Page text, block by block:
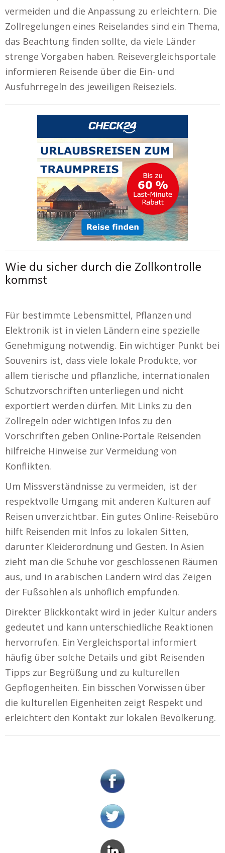
vermeiden und die Anpassung zu erleichtern. Die
Zollregelungen eines Reiselandes sind ein Thema,
das Beachtung finden sollte, da viele Länder
strenge Vorgaben haben. Reisevergleichsportale
informieren Reisende über die Ein- und
Ausfuhrregeln des jeweiligen Reiseziels.
Wie du sicher durch die Zollkontrolle
kommst
Für bestimmte Lebensmittel, Pflanzen und
Elektronik ist in vielen Ländern eine spezielle
Genehmigung notwendig. Ein wichtiger Punkt bei
Souvenirs ist, dass viele lokale Produkte, vor
allem tierische und pflanzliche, internationalen
Schutzvorschriften unterliegen und nicht
exportiert werden dürfen. Mit Links zu den
Zollregeln oder wichtigen Infos zu den
Vorschriften geben Online-Portale Reisenden
hilfreiche Hinweise zur Vermeidung von
Konflikten.
Um Missverständnisse zu vermeiden, ist der
respektvolle Umgang mit anderen Kulturen auf
Reisen unverzichtbar. Ein gutes Online-Reisebüro
hilft Reisenden mit Infos zu lokalen Sitten,
darunter Kleiderordnung und Gesten. In Asien
zieht man die Schuhe vor geschlossenen Räumen
aus, und in arabischen Ländern wird das Zeigen
der Fußsohlen als unhöflich empfunden.
Direkter Blickkontakt wird in jeder Kultur anders
gedeutet und kann unterschiedliche Reaktionen
hervorrufen. Ein Vergleichsportal informiert
häufig über solche Details und gibt Reisenden
Tipps zur Begrüßung und zu kulturellen
Gepflogenheiten. Ein bisschen Vorwissen über
die kulturellen Eigenheiten zeigt Respekt und
erleichtert den Kontakt zur lokalen Bevölkerung.